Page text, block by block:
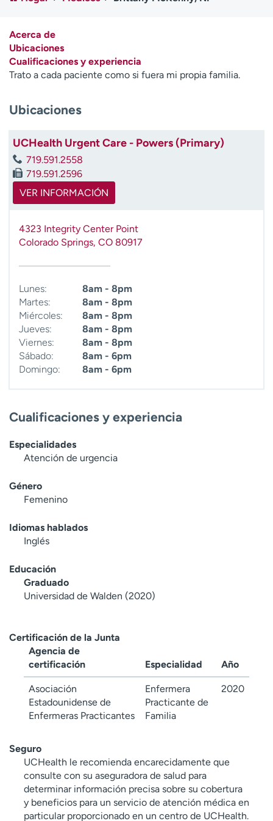
Ready. Set. CO.
Ensayos clínicos
Atención a medios de
comunicación
Contáctenos Noticias e historias
A
d
m
a
Acerca de
Ubicaciones
Cualificaciones y experiencia
Trato a cada paciente como si fuera mi propia familia.
Ubicaciones
UCHealth Urgent Care - Powers (Primary)
719.591.2558
719.591.2596
VER INFORMACIÓN
4323 Integrity Center Point
Colorado Springs, CO 80917
Lunes:
8am - 8pm
Martes:
8am - 8pm
Miércoles:
8am - 8pm
Jueves:
8am - 8pm
Viernes:
8am - 8pm
Sábado:
8am - 6pm
Domingo:
8am - 6pm
Cualificaciones y experiencia
Especialidades
Atención de urgencia
Género
Femenino
Idiomas hablados
Inglés
Educación
Graduado
Universidad de Walden (2020)
Certificación de la Junta
Agencia de
certificación
Especialidad Año
Asociación
Estadounidense de
Enfermeras Practicantes
Enfermera
Practicante de
Familia
2020
Seguro
UCHealth le recomienda encarecidamente que
consulte con su aseguradora de salud para
determinar información precisa sobre su cobertura
y beneficios para un servicio de atención médica en
particular proporcionado en un centro de UCHealth.